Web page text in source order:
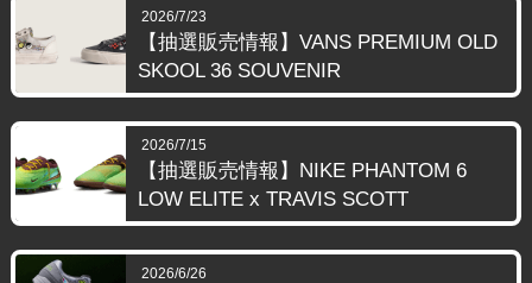
2026/7/23
【抽選販売情報】VANS PREMIUM OLD
SKOOL 36 SOUVENIR
2026/7/15
【抽選販売情報】NIKE PHANTOM 6
LOW ELITE x TRAVIS SCOTT
2026/6/26